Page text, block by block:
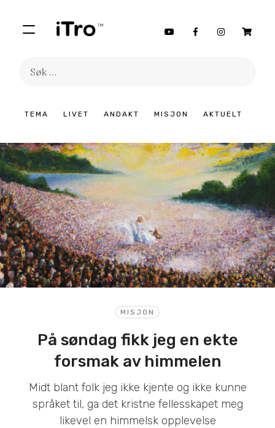
TEMA LIVET ANDAKT MISJON AKTUELT
Søk
innhold
MISJON
På søndag fikk jeg en ekte
forsmak av himmelen
Midt blant folk jeg ikke kjente og ikke kunne
språket til, ga det kristne fellesskapet meg
likevel en himmelsk opplevelse